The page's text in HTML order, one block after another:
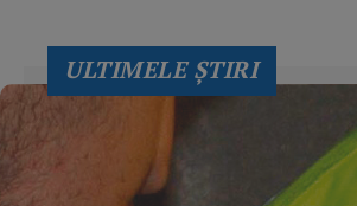
ULTIMELE ŞTIRI